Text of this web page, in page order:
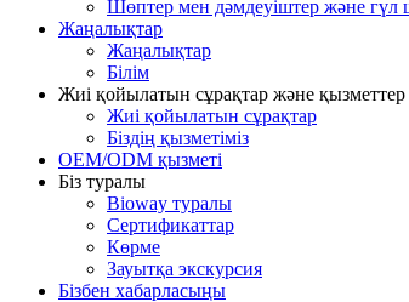
Шөптер мен дәмдеуіштер және гүл
Жаңалықтар
Жаңалықтар
Білім
Жиі қойылатын сұрақтар және қызметтер
Жиі қойылатын сұрақтар
Біздің қызметіміз
OEM/ODM қызметі
Біз туралы
Bioway туралы
Сертификаттар
Көрме
Зауытқа экскурсия
Бізбен хабарласыңы